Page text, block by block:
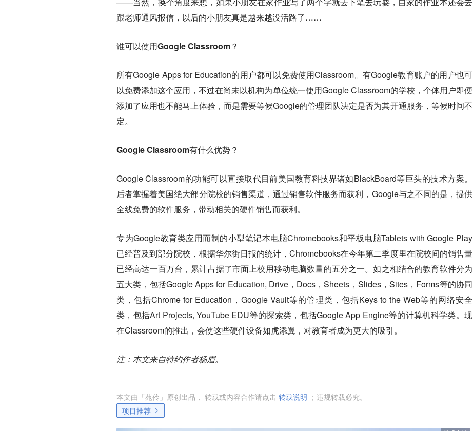
跟老师通风报信，以后的小朋友真是越来越没活路了……
谁可以使用Google Classroom？
所有Google Apps for Education的用户都可以免费使用Classroom。有Google教育账户的用户也可
以免费添加这个应用，不过在尚未以机构为单位统一使用Google Classroom的学校，个体用户即便
添加了应用也不能马上体验，而是需要等候Google的管理团队决定是否为其开通服务，等候时间不
定。
Google Classroom有什么优势？
Google Classroom的功能可以直接取代目前美国教育科技界诸如BlackBoard等巨头的技术方案。
后者掌握着美国绝大部分院校的销售渠道，通过销售软件服务而获利，Google与之不同的是，提供
全线免费的软件服务，带动相关的硬件销售而获利。
专为Google教育类应用而制的小型笔记本电脑Chromebooks和平板电脑Tablets with Google Play
已经普及到部分院校，根据华尔街日报的统计，Chromebooks在今年第二季度里在院校间的销售量
已经高达一百万台，累计占据了市面上校用移动电脑数量的五分之一。如之相结合的教育软件分为
五大类，包括Google Apps for Education, Drive，Docs，Sheets，Slides，Sites，Forms等的协同
类，包括Chrome for Education，Google Vault等的管理类，包括Keys to the Web等的网络安全
类，包括Art Projects, YouTube EDU等的探索类，包括Google App Engine等的计算机科学类。现
在Classroom的推出，会使这些硬件设备如虎添翼，对教育者成为更大的吸引。
注：本文来自特约作者杨眉。
本文由「苑伶 」原创出品， 转载或内容合作请点击 转载说明 ；违规转载必究。
项目推荐